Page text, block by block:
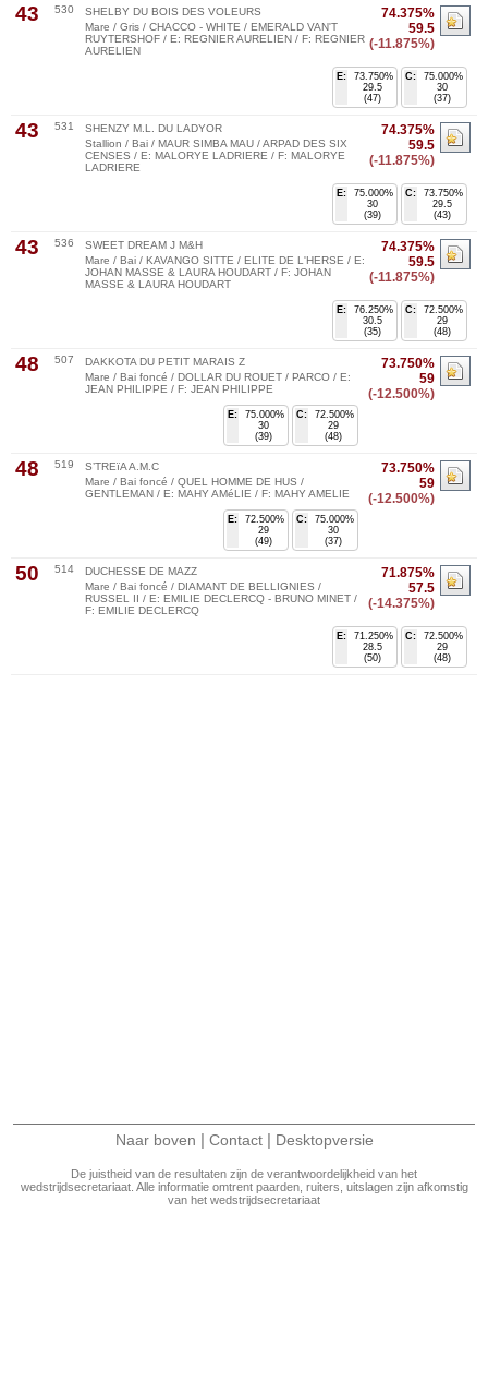
43 530
74.375%
59.5
(-11.875%)
SHELBY DU BOIS DES VOLEURS
Mare / Gris / CHACCO - WHITE / EMERALD VAN'T
RUYTERSHOF / E: REGNIER AURELIEN / F: REGNIER
AURELIEN
C:
75.000%
30
(37)
E:
73.750%
29.5
(47)
43 531
74.375%
59.5
(-11.875%)
SHENZY M.L. DU LADYOR
Stallion / Bai / MAUR SIMBA MAU / ARPAD DES SIX
CENSES / E: MALORYE LADRIERE / F: MALORYE
LADRIERE
C:
73.750%
29.5
(43)
E:
75.000%
30
(39)
43 536
74.375%
59.5
(-11.875%)
SWEET DREAM J M&H
Mare / Bai / KAVANGO SITTE / ELITE DE L'HERSE / E:
JOHAN MASSE & LAURA HOUDART / F: JOHAN
MASSE & LAURA HOUDART
C:
72.500%
29
(48)
E:
76.250%
30.5
(35)
48 507
73.750%
59
(-12.500%)
DAKKOTA DU PETIT MARAIS Z
Mare / Bai foncé / DOLLAR DU ROUET / PARCO / E:
JEAN PHILIPPE / F: JEAN PHILIPPE
C:
72.500%
29
(48)
E:
75.000%
30
(39)
48 519
73.750%
59
(-12.500%)
S’TREïA A.M.C
Mare / Bai foncé / QUEL HOMME DE HUS /
GENTLEMAN / E: MAHY AMéLIE / F: MAHY AMELIE
C:
75.000%
30
(37)
E:
72.500%
29
(49)
50 514
71.875%
57.5
(-14.375%)
DUCHESSE DE MAZZ
Mare / Bai foncé / DIAMANT DE BELLIGNIES /
RUSSEL II / E: EMILIE DECLERCQ - BRUNO MINET /
F: EMILIE DECLERCQ
C:
72.500%
29
(48)
E:
71.250%
28.5
(50)
Naar boven | Contact | Desktopversie
De juistheid van de resultaten zijn de verantwoordelijkheid van het
wedstrijdsecretariaat. Alle informatie omtrent paarden, ruiters, uitslagen zijn afkomstig
van het wedstrijdsecretariaat